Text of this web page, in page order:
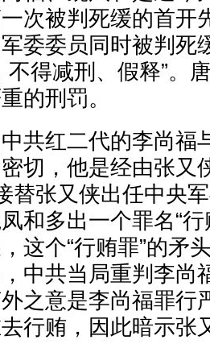
次被判死缓的首开
委委员同时被判死
不得减刑、假释”。
的刑罚。
共红二代的李尚福
切，他是经由张又
替张又侠出任中央
和多出一个罪名“
这个“行贿罪”的矛
中共当局重判李尚
之意是李尚福罪行
行贿，因此暗示张